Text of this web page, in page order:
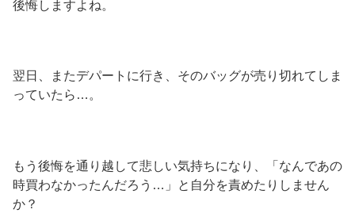
後悔しますよね。
翌日、またデパートに行き、そのバッグが売り切れてしま
っていたら…。
もう後悔を通り越して悲しい気持ちになり、「なんであの
時買わなかったんだろう…」と自分を責めたりしません
か？